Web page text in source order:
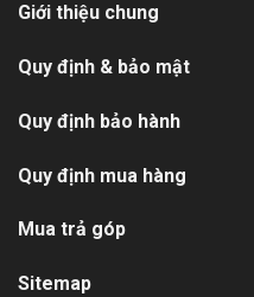
Giới thiệu chung
Quy định & bảo mật
Quy định bảo hành
Quy định mua hàng
Mua trả góp
Sitemap